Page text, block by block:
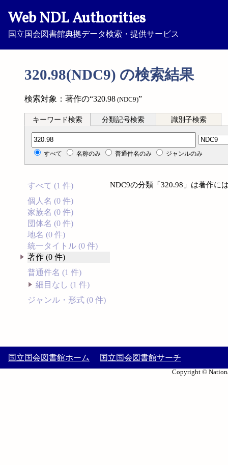
Web NDL Authorities
国立国会図書館典拠データ検索・提供サービス
320.98(NDC9) の検索結果
検索対象：著作の“320.98 (NDC9)”
キーワード検索 分類記号検索 識別子検索
分類記号検索
すべて 名称のみ 普通件名のみ ジャンルのみ
すべて (1 件)
個人名 (0 件)
家族名 (0 件)
団体名 (0 件)
地名 (0 件)
統一タイトル (0 件)
著作 (0 件)
普通件名 (1 件)
細目なし (1 件)
ジャンル・形式 (0 件)
NDC9の分類「320.98」は著作に
国立国会図書館ホーム 国立国会図書館サーチ
Copyright ©